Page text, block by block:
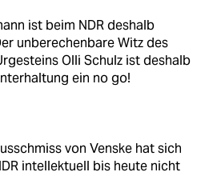
ist beim NDR deshalb
unberechenbare Witz des
Olli Schulz ist deshalb
ein no go!
von Venske hat sich
intellektuell bis heute nicht